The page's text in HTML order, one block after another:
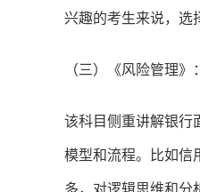
兴趣的考生来说，选
（三）《风险管理
该科目侧重讲解银行
模型和流程。比如信